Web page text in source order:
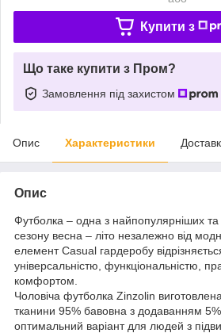
Купити з
Що таке купити з Пром?
Замовлення під захистом
Опис Характеристики
Опис
Футболка – одна з найпопулярніших
сезону весна – літо незалежно від
елемент Casual гардеробу
універсальністю, функціональністю,
комфортом.
Чоловіча футболка Zinzolin
тканини 95% бавовна з додаванням
оптимальний варіант для людей з